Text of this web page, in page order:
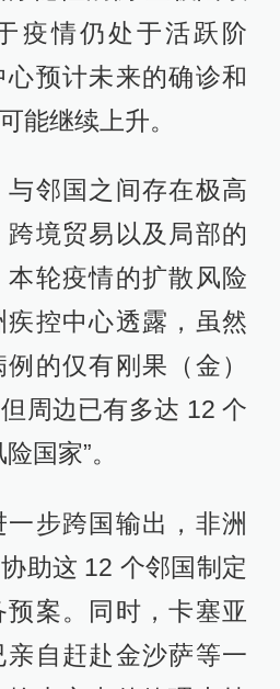
疫情仍处于活跃阶
预计未来的确诊和
能继续上升。
邻国之间存在极高
境贸易以及局部的
轮疫情的扩散风险
控中心透露，虽然
的仅有刚果（金）
周边已有多达 12 个
国家”。
步跨国输出，非洲
助这 12 个邻国制定
案。同时，卡塞亚
自赶赴金沙萨等一